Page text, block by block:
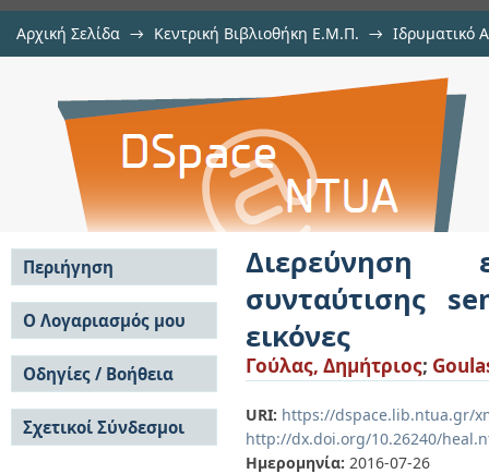
Αρχική Σελίδα → Κεντρική Βιβλιοθήκη Ε.Μ.Π. → Ιδρυματικό
Διερεύνηση εκτελέσεως
matching σε δορυφορικές εικόνες
Διερεύνηση
συνταύτισης
εικόνες
Γούλας, Δημήτριος;
URI: https://dspace.lib.ntua.gr/
http://dx.doi.org/10.26240/
Ημερομηνία: 2016-07-26
Περιήγηση
Σε όλο το DSpace
Κοινότητες & Συλλογές
Ανά Ημερομηνία
Έκδοσης
Συγγραφείς
Τίτλοι
Θέματα
Ο Λογαριασμός μου
Σύνδεση
Εγγραφή
Οδηγίες / Βοήθεια
Οδηγίες Υποβολής
Οδηγίες Χρήσης ΙΑ
Συχνές Ερωτήσεις
Σχετικοί Σύνδεσμοι